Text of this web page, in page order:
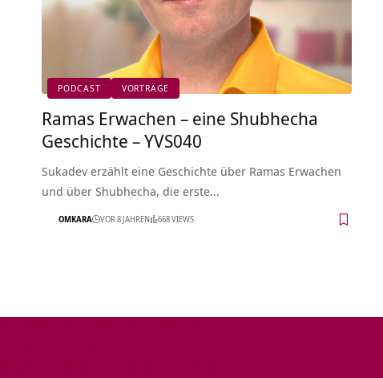
PODCAST VORTRÄGE
Ramas Erwachen – eine Shubhecha
Geschichte – YVS040
Sukadev erzählt eine Geschichte über Ramas Erwachen
und über Shubhecha, die erste…
OMKARA VOR 8 JAHREN 668 VIEWS